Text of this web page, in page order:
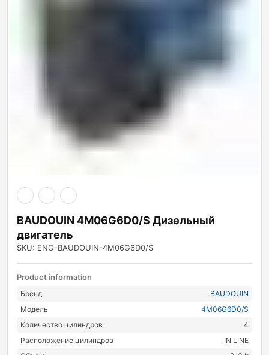
BAUDOUIN 4M06G6D0/S Дизельный
двигатель
SKU: ENG-BAUDOUIN-4M06G6D0/S
Product information
Бренд
BAUDOUIN
Модель
4M06G6D0/S
Количество цилиндров
4
Расположение цилиндров
IN LINE